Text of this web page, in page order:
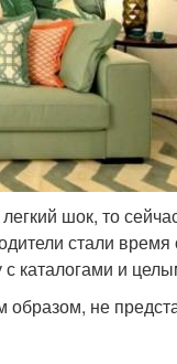
шок, то
стали
каталогами и
не